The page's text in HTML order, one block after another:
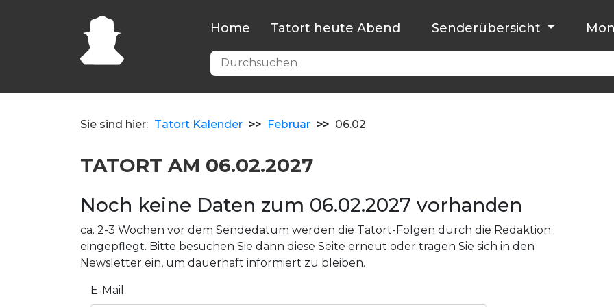
Home Tatort heute Abend Senderübersicht
Sie sind hier: Tatort Kalender >> Februar >> 06.02
TATORT AM 06.02.2027
Noch keine Daten zum 06.02.2027 vorhanden
ca. 2-3 Wochen vor dem Sendedatum werden die Tatort-Folgen durch die Redaktion
eingepflegt. Bitte besuchen Sie dann diese Seite erneut oder tragen Sie sich in den
Newsletter ein, um dauerhaft informiert zu bleiben.
E-Mail